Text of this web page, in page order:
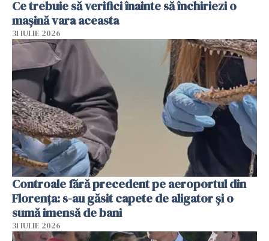
Ce trebuie să verifici înainte să închiriezi o
mașină vara aceasta
31 IULIE 2026
Controale fără precedent pe aeroportul din
Florența: s-au găsit capete de aligator și o
sumă imensă de bani
31 IULIE 2026